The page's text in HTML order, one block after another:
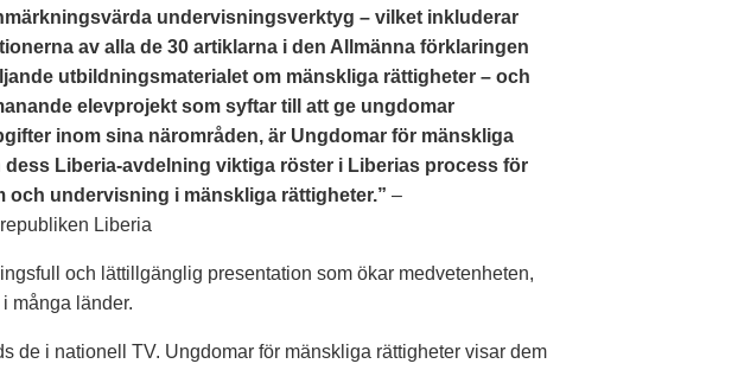
undervisningsverktyg – vilket inkluderar
av alla de 30 artiklarna i den Allmänna förklaringen
utbildningsmaterialet om mänskliga rättigheter – och
elevprojekt som syftar till att ge ungdomar
inom sina närområden, är Ungdomar för mänskliga
dess Liberia-avdelning viktiga röster i Liberias process för
och undervisning i mänskliga rättigheter.” –
Liberia
och lättillgänglig presentation som ökar medvetenheten,
många länder.
de i nationell TV. Ungdomar för mänskliga rättigheter visar dem